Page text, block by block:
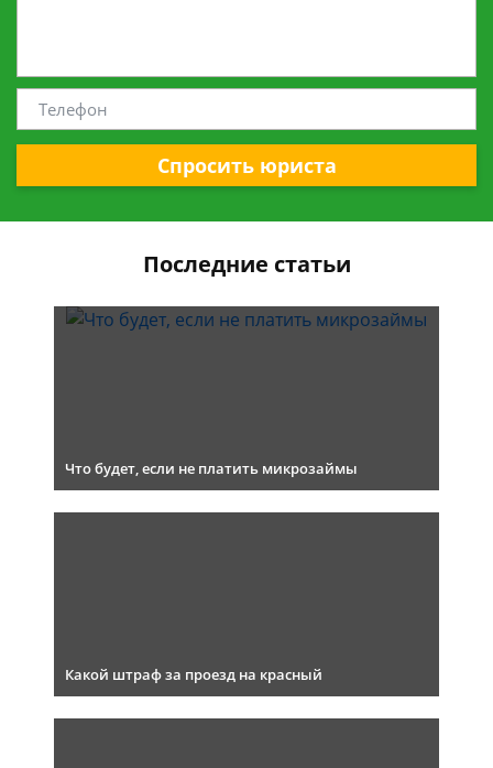
Спросить юриста
Последние статьи
Что будет, если не платить микрозаймы
Какой штраф за проезд на красный